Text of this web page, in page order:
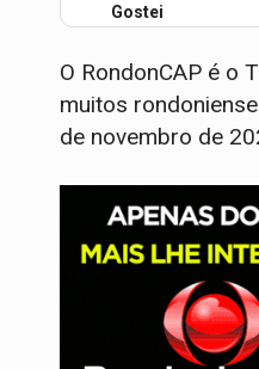
Gostei
O RondonCAP é o
muitos
de novembro de